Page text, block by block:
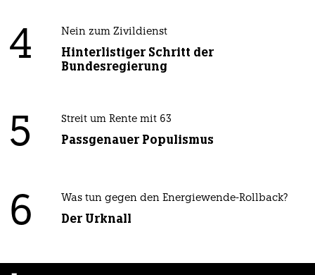
4 Nein zum Zivildienst
Hinterlistiger Schritt der
Bundesregierung
5 Streit um Rente mit 63
Passgenauer Populismus
6 Was tun gegen den Energiewende-Rollback?
Der Urknall